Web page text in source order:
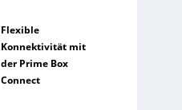
Flexible
Konnektivität mit
der Prime Box
Connect